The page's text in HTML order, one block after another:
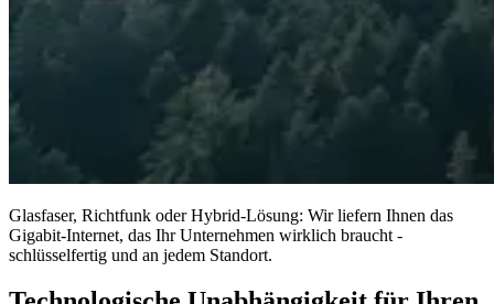
Glasfaser, Richtfunk oder Hybrid-Lösung: Wir liefern Ihnen das
Gigabit-Internet, das Ihr Unternehmen wirklich braucht -
schlüsselfertig und an jedem Standort.